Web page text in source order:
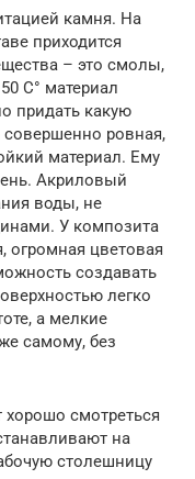
камня. На
приходится
– это смолы,
С° материал
придать какую
совершенно ровная,
материал. Ему
Акриловый
воды, не
У композита
огромная цветовая
создавать
легко
а мелкие
самому, без
хорошо смотреться
на
столешницу